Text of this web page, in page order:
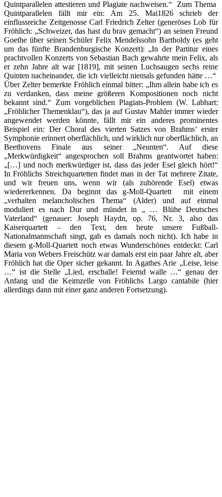
Quintparallelen attestieren und Plagiate nachweisen.“ Zum Thema
Quintparallelen fällt mir ein: Am 25. Mai1826 schrieb der
einflussreiche Zeitgenosse Carl Friedrich Zelter (generöses Lob für
Fröhlich: „Schweizer, das hast du brav gemacht“) an seinen Freund
Goethe über seinen Schüler Felix Mendelssohn Bartholdy (es geht
um das fünfte Brandenburgische Konzert): „In der Partitur eines
prachtvollen Konzerts von Sebastian Bach gewahrte mein Felix, als
er zehn Jahre alt war [1819], mit seinen Luchsaugen sechs reine
Quinten nacheinander, die ich vielleicht niemals gefunden hätte …“
Über Zelter bemerkte Fröhlich einmal bitter: „Ihm allein habe ich es
zu verdanken, dass meine größeren Kompositionen noch nicht
bekannt sind.“ Zum vorgeblichen Plagiats-Problem (W. Labhart:
„Fröhlicher Themenklau“), das ja auf Gustav Mahler immer wieder
angewendet werden könnte, fällt mir ein anderes prominentes
Beispiel ein: Der Choral des vierten Satzes von Brahms‘ erster
Symphonie erinnert oberflächlich, und wirklich nur oberflächlich, an
Beethovens Finale aus seiner „Neunten“. Auf diese
„Merkwürdigkeit“ angesprochen soll Brahms geantwortet haben:
„[…] und noch merkwürdiger ist, dass das jeder Esel gleich hört!“
In Fröhlichs Streichquartetten findet man in der Tat mehrere Zitate,
und wir freuen uns, wenn wir (als zuhörende Esel) etwas
wiedererkennen. Da beginnt das g-Moll-Quartett mit einem
„verhalten melancholischen Thema“ (Alder) und auf einmal
moduliert es nach Dur und mündet in „ … Blühe Deutsches
Vaterland“ (genauer: Joseph Haydn, op. 76, Nr. 3, also das
Kaiserquartett – den Text, den heute unsere Fußball-
Nationalmannschaft singt, gab es damals noch nicht). Ich habe in
diesem g-Moll-Quartett noch etwas Wunderschönes entdeckt: Carl
Maria von Webers Freischütz war damals erst ein paar Jahre alt, aber
Fröhlich hat die Oper sicher gekannt. In Agathes Arie „Leise, leise
…“ ist die Stelle „Lied, erschalle! Feiernd walle …“ genau der
Anfang und die Keimzelle von Fröhlichs Largo cantabile (hier
allerdings dann mit einer ganz anderen Fortsetzung).